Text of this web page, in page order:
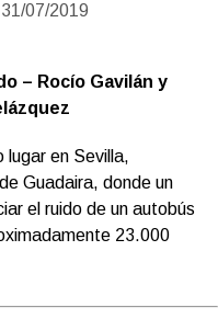
31/07/2019
– Rocío Gavilán y
lugar en Sevilla,
Guadaira, donde un
el ruido de un autobús
23.000